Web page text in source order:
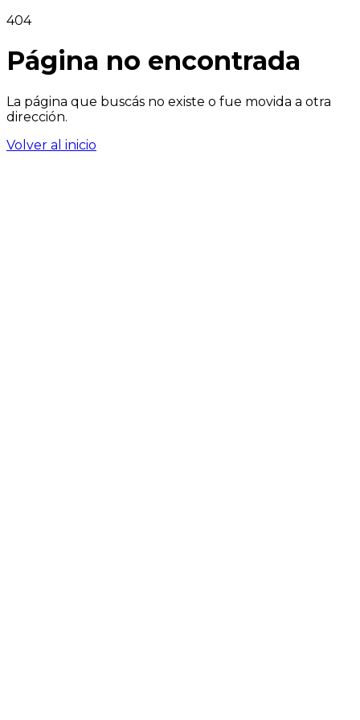
404
Página no encontrada
La página que buscás no existe o fue movida a otra
dirección.
Volver al inicio